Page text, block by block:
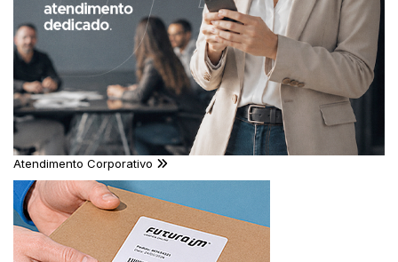
Atendimento Corporativo